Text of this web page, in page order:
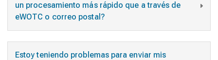
un procesamiento más rápido que a través de
eWOTC o correo postal?
Estoy teniendo problemas para enviar mis